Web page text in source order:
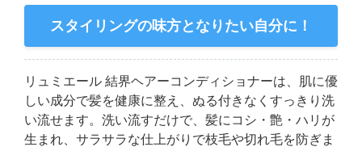
スタイリングの味方となりたい自分に！
リュミエール 結界ヘアーコンディショナーは、肌に優
しい成分で髪を健康に整え、ぬる付きなくすっきり洗
い流せます。洗い流すだけで、髪にコシ・艶・ハリが
生まれ、サラサラな仕上がりで枝毛や切れ毛を防ぎま